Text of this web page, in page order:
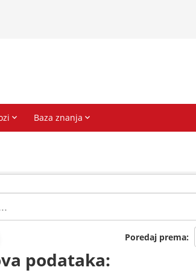
Poredaj prema
podataka: